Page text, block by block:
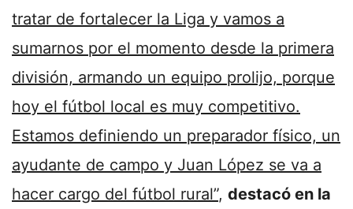
tratar de fortalecer la Liga y vamos a
sumarnos por el momento desde la primera
división, armando un equipo prolijo, porque
hoy el fútbol local es muy competitivo.
Estamos definiendo un preparador físico, un
ayudante de campo y Juan López se va a
hacer cargo del fútbol rural”, destacó en la